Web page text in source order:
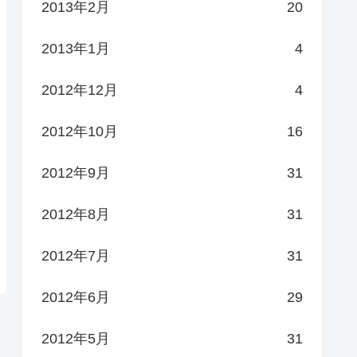
2013年2月 20
2013年1月 4
2012年12月 4
2012年10月 16
2012年9月 31
2012年8月 31
2012年7月 31
2012年6月 29
2012年5月 31